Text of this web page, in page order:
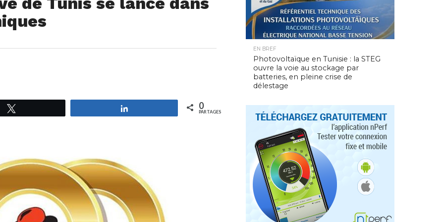
0
PARTAGES
EN BREF
Photovoltaïque en Tunisie : la STEG
ouvre la voie au stockage par
batteries, en pleine crise de
délestage